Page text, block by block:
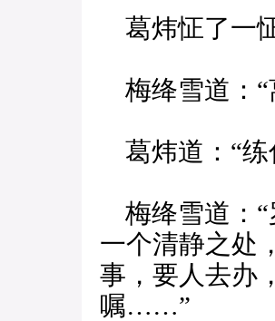
葛炜怔了一
梅绛雪道：“
葛炜道：“练
梅绛雪道：“
一个清静之处
事，要人去办
嘱……”